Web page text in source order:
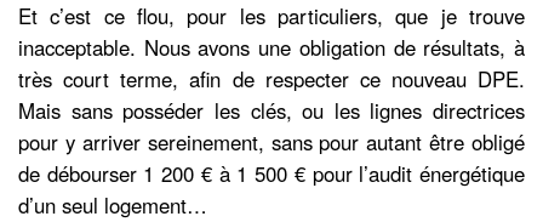
Et c’est ce flou, pour les particuliers, que je trouve
inacceptable. Nous avons une obligation de résultats, à
très court terme, afin de respecter ce nouveau DPE.
Mais sans posséder les clés, ou les lignes directrices
pour y arriver sereinement, sans pour autant être obligé
de débourser 1 200 € à 1 500 € pour l’audit énergétique
d’un seul logement…